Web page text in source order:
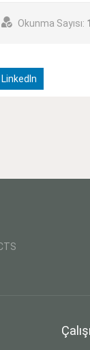
Okunma Sayısı:
LinkedIn